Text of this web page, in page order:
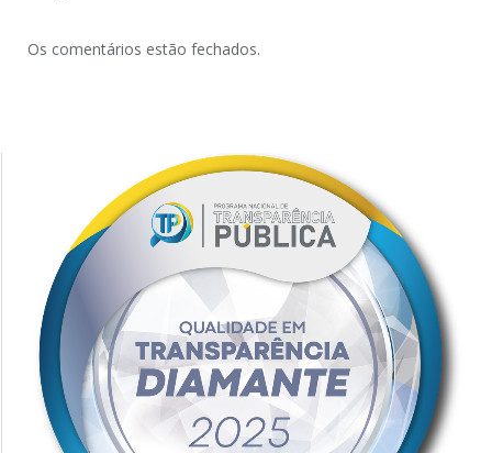
Os comentários estão fechados.